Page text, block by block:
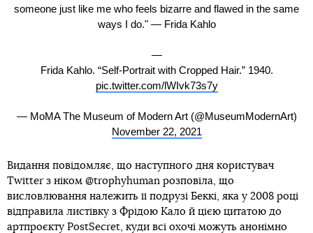
someone just like me who feels bizarre and flawed in the same
ways I do." — Frida Kahlo
—
Frida Kahlo. “Self-Portrait with Cropped Hair.” 1940.
pic.twitter.com/lWIvk73s7y
— MoMA The Museum of Modern Art (@MuseumModernArt)
November 22, 2021
Видання повідомляє, що наступного дня користувач
Twitter з ніком @trophyhuman розповіла, що
висловлювання належить її подрузі Беккі, яка у 2008 році
відправила листівку з Фрідою Кало й цією цитатою до
артпроєкту PostSecret, куди всі охочі можуть анонімно